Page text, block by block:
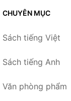
CHUYÊN MỤC
Sách tiếng Việt
Sách tiếng Anh
Văn phòng phẩm